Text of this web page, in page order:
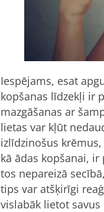
Iespējams, esat
kopšanas līdzekļi ir
mazgāšanas ar
lietas var kļūt
izlīdzinošus
kā ādas kopšanai,
tos nepareizā
tips var atšķirīgi
vislabāk lietot